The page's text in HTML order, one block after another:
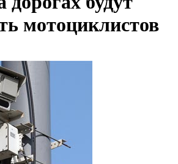
мотоциклистов